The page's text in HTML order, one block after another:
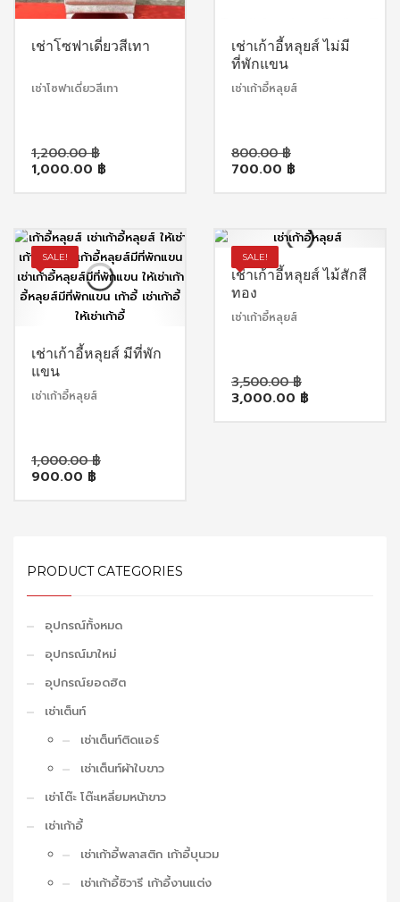
เช่าโซฟาเดี่ยวสีเทา
เช่าโซฟาเดี่ยวสีเทา
1,200.00฿
1,000.00 ฿Current
เช่าเก้าอี้หลุยส์ ไม่มี
ที่พักแขน
เช่าเก้าอี้หลุยส์
800.00฿
700.00 ฿Current
SALE!
เช่าเก้าอี้หลุยส์ มีที่พัก
แขน
เช่าเก้าอี้หลุยส์
1,000.00฿
900.00 ฿Current
SALE!
เช่าเก้าอี้หลุยส์ ไม้สักสี
ทอง
เช่าเก้าอี้หลุยส์
3,500.00฿
3,000.00 ฿Current
PRODUCT CATEGORIES
อุปกรณ์ทั้งหมด
อุปกรณ์มาใหม่
อุปกรณ์ยอดฮิต
เช่าเต็นท์
เช่าเต็นท์ติดแอร์
เช่าเต็นท์ผ้าใบขาว
เช่าโต๊ะ โต๊ะเหลี่ยมหน้าขาว
เช่าเก้าอี้
เช่าเก้าอี้พลาสติก เก้าอี้บุนวม
เช่าเก้าอี้ชิวารี เก้าอี้งานแต่ง